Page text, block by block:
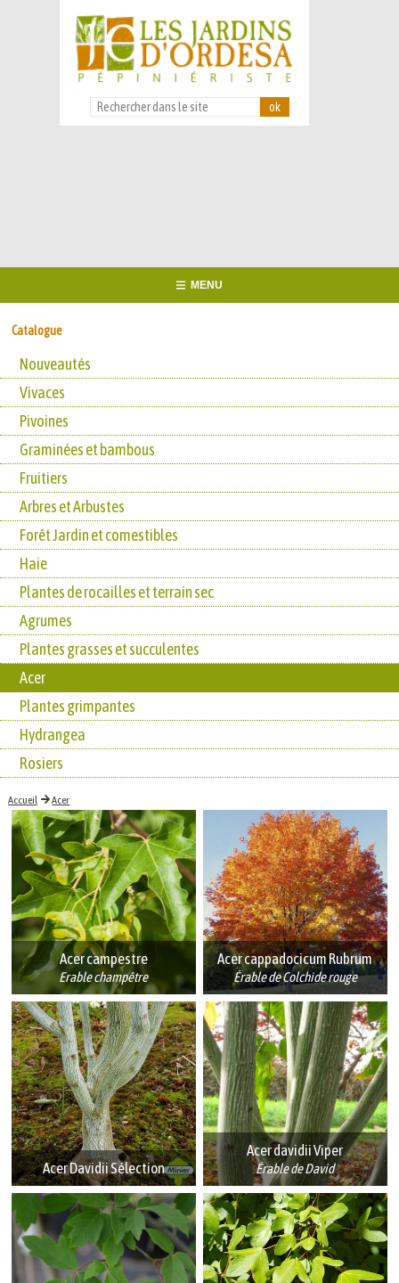
MENU
Catalogue
Nouveautés
Vivaces
Pivoines
Graminées et bambous
Fruitiers
Arbres et Arbustes
Forêt Jardin et comestibles
Haie
Plantes de rocailles et terrain sec
Agrumes
Plantes grasses et succulentes
Acer
Plantes grimpantes
Hydrangea
Rosiers
Accueil Acer
Acer campestre
Erable champêtre
Acer cappadocicum Rubrum
Érable de Colchide rouge
Acer Davidii Sélection
Acer davidii Viper
Érable de David